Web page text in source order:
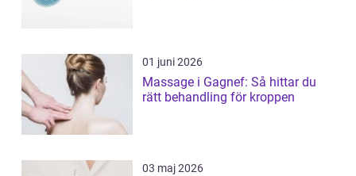
01 juni 2026
Massage i Gagnef: Så hittar du
rätt behandling för kroppen
03 maj 2026